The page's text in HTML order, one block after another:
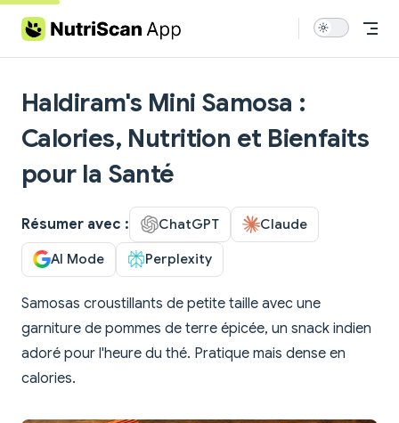
Skip to content
Haldiram's Mini Samosa :
Calories, Nutrition et Bienfaits
pour la Santé
Résumer avec : ChatGPT Claude
AI Mode Perplexity
Samosas croustillants de petite taille avec une
garniture de pommes de terre épicée, un snack indien
adoré pour l'heure du thé. Pratique mais dense en
calories.